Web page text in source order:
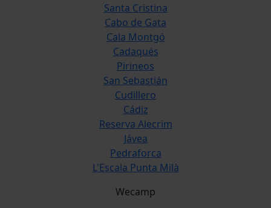
Santa Cristina
Cabo de Gata
Cala Montgó
Cadaqués
Pirineos
San Sebastián
Cudillero
Cádiz
Reserva Alecrim
Jávea
Pedraforca
L'Escala Punta Milà
Wecamp